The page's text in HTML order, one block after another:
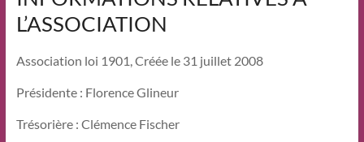
L’ASSOCIATION
Association loi 1901, Créée le 31 juillet 2008
Présidente : Florence Glineur
Trésorière : Clémence Fischer